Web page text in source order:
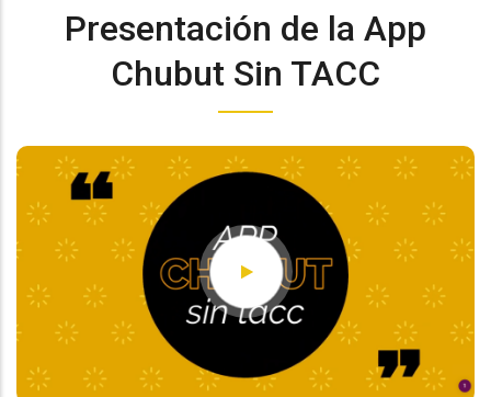
Presentación de la App
Chubut Sin TACC